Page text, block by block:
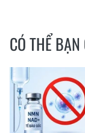
CÓ THỂ